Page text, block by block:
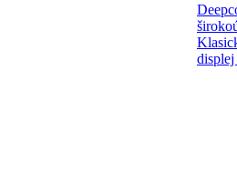
displej